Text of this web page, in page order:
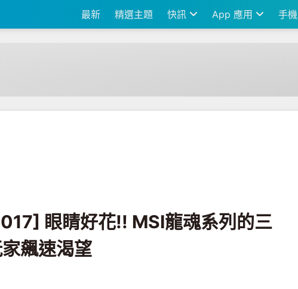
最新 精選主題 快訊 App 應用 手機
!! MSI龍魂系列的三款筆電 滿足玩家飆速渴望
眼睛好花!! MSI龍魂系列的三
飆速渴望